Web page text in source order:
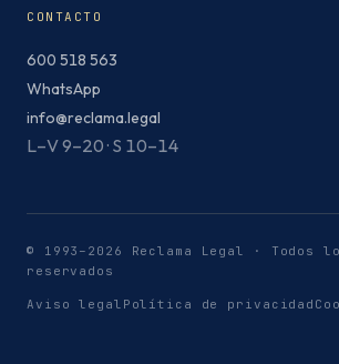
CONTACTO
600 518 563
WhatsApp
info@reclama.legal
L–V 9–20 · S 10–14
© 1993–2026 Reclama Legal · Todos
reservados
Aviso legal Política de privacidad